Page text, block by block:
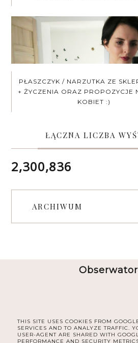
PŁASZCZYK / NARZUTKA ZE
+ ŻYCZENIA ORAZ PROPOZYCJE
KOBIET :)
ŁĄCZNA LICZBA
2,300,836
ARCHIWUM
THIS SITE USES COOKIES FROM
SERVICES AND TO ANALYZE TRAFFIC.
USER-AGENT ARE SHARED WITH
PERFORMANCE AND SECURITY